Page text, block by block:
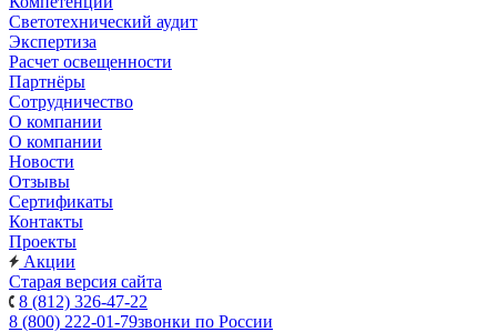
Светотехнический аудит
Экспертиза
Расчет освещенности
Партнёры
Cотрудничество
О компании
О компании
Новости
Отзывы
Сертификаты
Контакты
Проекты
Акции
Старая версия сайта
8 (812) 326-47-22
8 (800) 222-01-79звонки по России